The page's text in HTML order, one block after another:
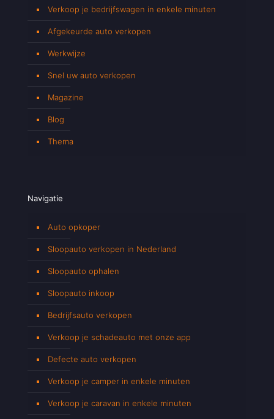
Verkoop je bedrijfswagen in enkele minuten
Afgekeurde auto verkopen
Werkwijze
Snel uw auto verkopen
Magazine
Blog
Thema
Navigatie
Auto opkoper
Sloopauto verkopen in Nederland
Sloopauto ophalen
Sloopauto inkoop
Bedrijfsauto verkopen
Verkoop je schadeauto met onze app
Defecte auto verkopen
Verkoop je camper in enkele minuten
Verkoop je caravan in enkele minuten